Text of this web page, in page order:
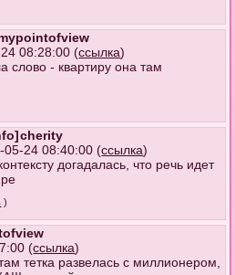
08:28:00 (ссылка)
слово - квартиру она там
cherity
05-24 08:40:00 (ссылка)
догадалась, что речь идет
)
(ссылка)
тетка развелась с миллионером,